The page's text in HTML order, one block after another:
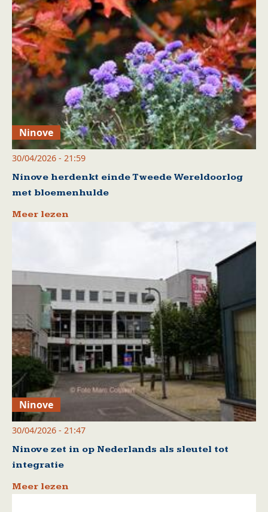
Ninove
30/04/2026 - 21:59
Ninove herdenkt einde Tweede Wereldoorlog
met bloemenhulde
Meer lezen
Ninove
30/04/2026 - 21:47
Ninove zet in op Nederlands als sleutel tot
integratie
Meer lezen